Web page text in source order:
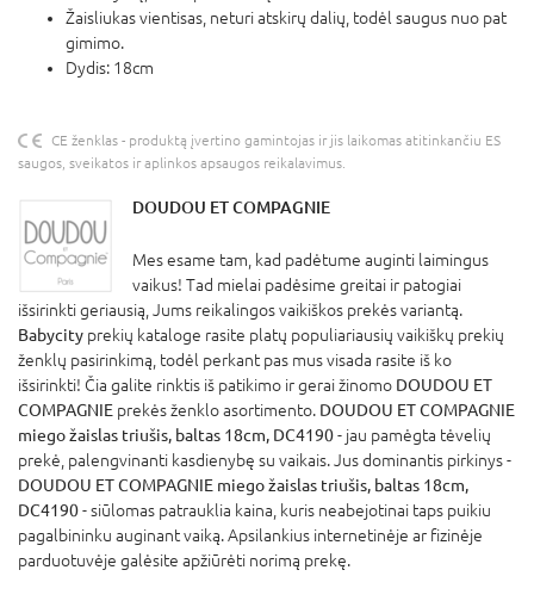
Žaisliukas vientisas, neturi atskirų dalių, todėl saugus nuo pat
gimimo.
Dydis: 18cm
CE ženklas - produktą įvertino gamintojas ir jis laikomas atitinkančiu ES
saugos, sveikatos ir aplinkos apsaugos reikalavimus.
DOUDOU ET COMPAGNIE
Mes esame tam, kad padėtume auginti laimingus
vaikus! Tad mielai padėsime greitai ir patogiai
išsirinkti geriausią, Jums reikalingos vaikiškos prekės variantą.
Babycity prekių kataloge rasite platų populiariausių vaikiškų prekių
ženklų pasirinkimą, todėl perkant pas mus visada rasite iš ko
išsirinkti! Čia galite rinktis iš patikimo ir gerai žinomo DOUDOU ET
COMPAGNIE prekės ženklo asortimento. DOUDOU ET COMPAGNIE
miego žaislas triušis, baltas 18cm, DC4190- jau pamėgta tėvelių
prekė, palengvinanti kasdienybę su vaikais. Jus dominantis pirkinys -
DOUDOU ET COMPAGNIE miego žaislas triušis, baltas 18cm,
DC4190- siūlomas patrauklia kaina, kuris neabejotinai taps puikiu
pagalbininku auginant vaiką. Apsilankius internetinėje ar fizinėje
parduotuvėje galėsite apžiūrėti norimą prekę.